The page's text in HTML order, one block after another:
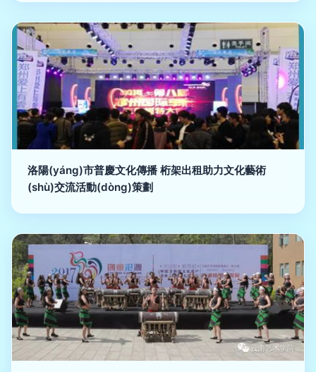
洛陽(yáng)市普慶文化傳播 桁架出租助力文化藝術
(shù)交流活動(dòng)策劃